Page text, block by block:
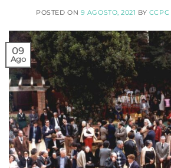
POSTED ON 9 AGOSTO, 2021 BY
09
Ago